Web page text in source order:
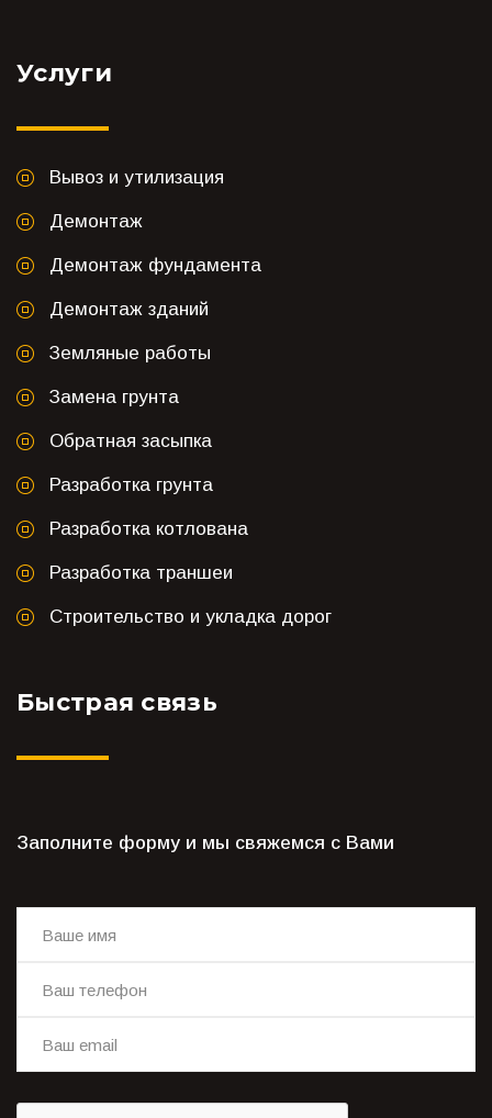
Услуги
Вывоз и утилизация
Демонтаж
Демонтаж фундамента
Демонтаж зданий
Земляные работы
Замена грунта
Обратная засыпка
Разработка грунта
Разработка котлована
Разработка траншеи
Строительство и укладка дорог
Быстрая связь
Заполните форму и мы свяжемся с Вами